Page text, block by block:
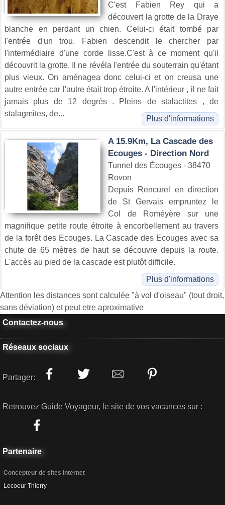
C'est Fabien Rey qui a
découvert la grotte de la Draye
blanche en perdant un chien. Celui-ci était tombé par
l'entrée d'un trou. Fabien descendit le chercher par
l'intermédiaire d'une corde lisse.C'est à ce moment qu'il
découvrit la grotte. Il ne révéla l'entrée du souterrain qu'étant
plus vieux. On aménagea donc celui-ci et on creusa une
autre entrée car l'autre était trop étroite. A l'intérieur , il ne fait
jamais plus de 12 degrés . Pleins de stalactites , de
stalagmites, de...
Plus d'informations
A 15.9Km, La Cascade des
Ecouges - Direction Nord
Tunnel des Écouges - 38470
Rovon
Depuis Rencurel en direction
de St Gervais empruntez le
Col de Roméyère sur une
magnifique petite route étroite à encorbellement au travers
de la forêt des Ecouges. La Cascade des Ecouges avec sa
chute de 65 mètres de haut se découvre depuis la route.
L'accès au pied de la cascade est plutôt difficile.
Plus d'informations
Attention les distances sont calculée "à vol d'oiseau" (tout droit,
sans déviation) et peut etre aproximative
Contactez-nous
Réseaux sociaux
Partager:
Retrouvez Guide Voyageur, le site de vos vacances sur :
Partenaire
Concepteur de sites Internet
Lecoeur Thierry